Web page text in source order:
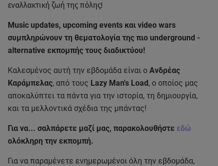
εναλλακτική ζωή της πόλης!
Music updates, upcoming events και video wars
συμπληρώνουν τη θεματολογία της πιο underground -
alternative εκπομπής τους διαδικτύου!
Kαλεσμένoς αυτή την εβδομάδα είναι ο Ανδρέας
Καράμπελας, από τους Lazy Man's Load, o οποίος μας
αποκαλύπτει τα πάντα για την ιστορία, τη δημιουργία,
και τα μελλοντικά σχέδια της μπάντας!
Για να... σαλπάρετε μαζί μας, παρακολουθήστε εδώ
ολόκληρη την εκπομπή.
Για να παραμένετε ενημερωμένοι όλη την εβδομάδα,